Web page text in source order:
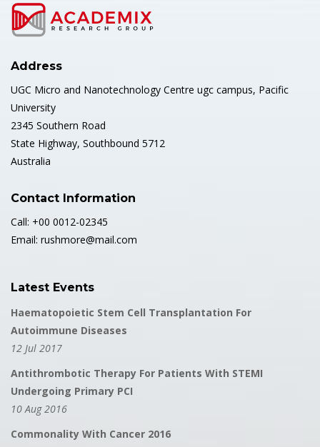
Address
UGC Micro and Nanotechnology Centre ugc campus, Pacific
University
2345 Southern Road
State Highway, Southbound 5712
Australia
Contact Information
Call: +00 0012-02345
Email: rushmore@mail.com
Latest Events
Haematopoietic Stem Cell Transplantation For
Autoimmune Diseases
12 Jul 2017
Antithrombotic Therapy For Patients With STEMI
Undergoing Primary PCI
10 Aug 2016
Commonality With Cancer 2016